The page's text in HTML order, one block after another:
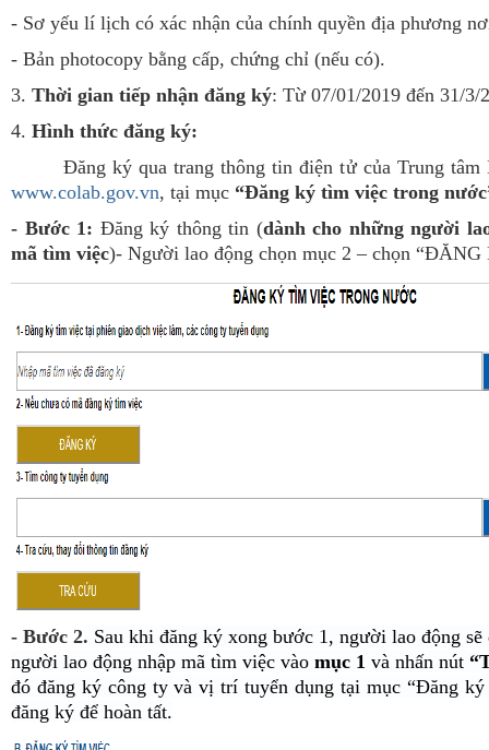
- Sơ yếu lí lịch có xác nhận của chính quyền địa phương
- Bản photocopy bằng cấp, chứng chỉ (nếu có).
3. Thời gian tiếp nhận đăng ký: Từ 07/01/2019 đến 31/3/
4. Hình thức đăng ký:
Đăng ký qua trang thông tin điện tử của Trung tâm
www.colab.gov.vn, tại mục “Đăng ký tìm việc trong
- Bước 1: Đăng ký thông tin (dành cho những người
mã tìm việc)- Người lao động chọn mục 2 – chọn “ĐĂNG
- Bước 2. Sau khi đăng ký xong bước 1, người lao động
người lao động nhập mã tìm việc vào mục 1 và nhấn nút
đó đăng ký công ty và vị trí tuyển dụng tại mục “Đăng
đăng ký để hoàn tất.